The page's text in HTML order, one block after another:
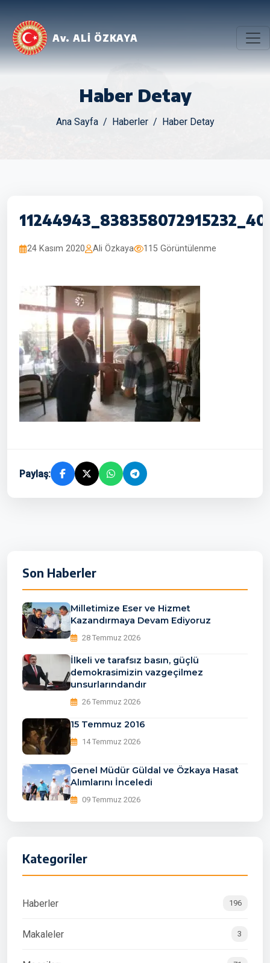
Av. ALİ ÖZKAYA
Haber Detay
Ana Sayfa Haberler Haber Detay
24 Kasım 2020 Ali Özkaya 115 Görüntülenme
Paylaş:
Son Haberler
Milletimize Eser ve Hizmet
Kazandırmaya Devam Ediyoruz
28 Temmuz 2026
İlkeli ve tarafsız basın, güçlü
demokrasimizin vazgeçilmez
unsurlarındandır
26 Temmuz 2026
15 Temmuz 2016
14 Temmuz 2026
Genel Müdür Güldal ve Özkaya Hasat
Alımlarını İnceledi
09 Temmuz 2026
Kategoriler
Haberler 196
Makaleler 3